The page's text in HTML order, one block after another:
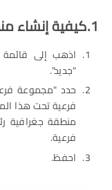
1.كيفية إنشاء منطقة جغرافية
اذهب إلى
"جديد".
حدد "مجموعة
فرعية تحت هذا
منطقة جغرافية
فرعية.
احفظ.